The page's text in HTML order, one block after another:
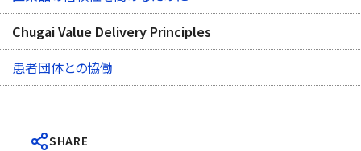
Chugai Value Delivery Principles
患者団体との協働
SHARE